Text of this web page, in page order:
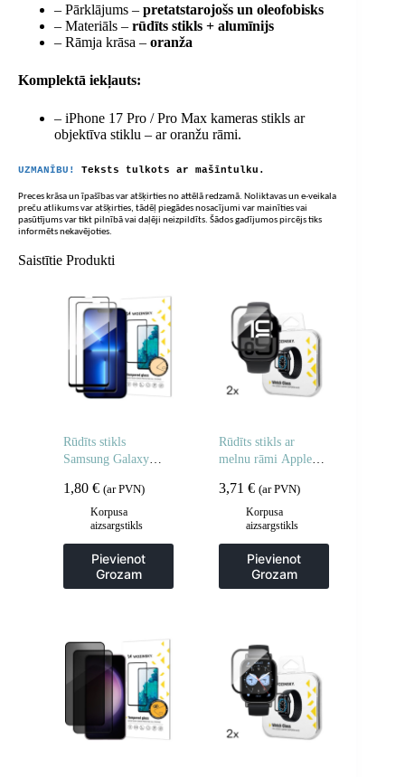
– Pārklājums – pretatstarojošs un oleofobisks
– Materiāls – rūdīts stikls + alumīnijs
– Rāmja krāsa – oranža
Komplektā iekļauts:
– iPhone 17 Pro / Pro Max kameras stikls ar
objektīva stiklu – ar oranžu rāmi.
UZMANĪBU! Teksts tulkots ar mašīntulku.
Preces krāsa un īpašības var atšķirties no attēlā redzamā. Noliktavas un e-veikala
preču atlikums var atšķirties, tādēļ piegādes nosacījumi var mainīties vai
pasūtījums var tikt pilnībā vai daļēji neizpildīts. Šādos gadījumos pircējs tiks
informēts nekavējoties.
Saistītie Produkti
Rūdīts stikls
Samsung Galaxy
līmējamam rūdītam
stiklam – 2 gab.
1,80 € (ar PVN)
Korpusa
aizsargstikls
Pievienot
Grozam
Rūdīts stikls ar
melnu rāmi Apple
Glue – 2 gab.
3,71€ (ar PVN)
Korpusa
aizsargstikls
Pievienot
Grozam